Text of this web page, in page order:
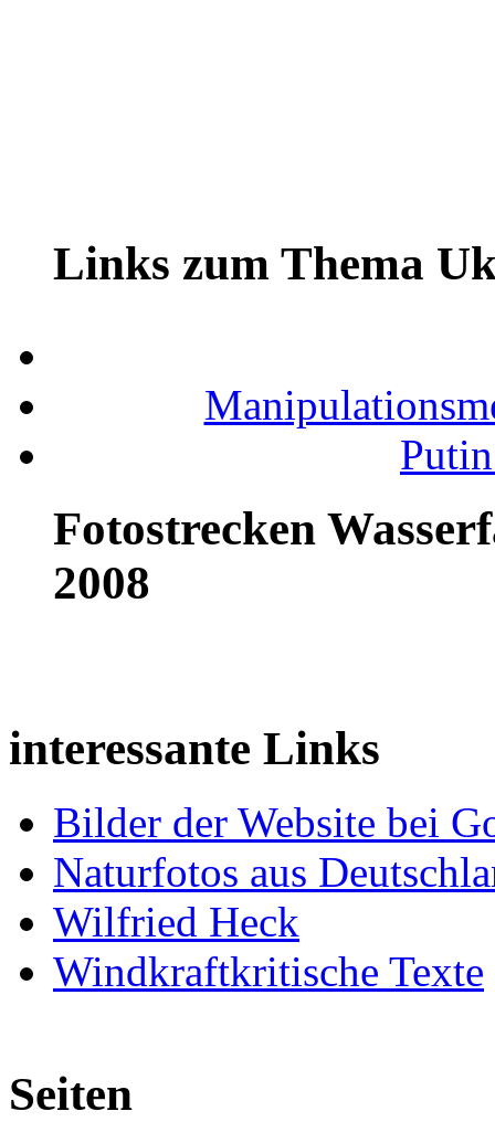
Links zum Thema
Fotostrecken
2008
interessante Links
Bilder der Website bei
Naturfotos aus
Wilfried Heck
Windkraftkritische Texte
Seiten